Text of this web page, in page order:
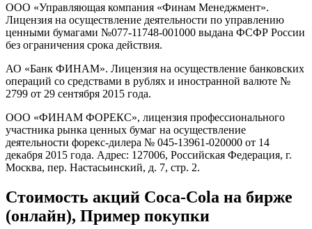
ООО «Управляющая компания «Финам Менеджмент».
Лицензия на осуществление деятельности по управлению
ценными бумагами №077-11748-001000 выдана ФСФР России
без ограничения срока действия.
АО «Банк ФИНАМ». Лицензия на осуществление банковских
операций со средствами в рублях и иностранной валюте №
2799 от 29 сентября 2015 года.
ООО «ФИНАМ ФОРЕКС», лицензия профессионального
участника рынка ценных бумаг на осуществление
деятельности форекс-дилера № 045-13961-020000 от 14
декабря 2015 года. Адрес: 127006, Российская Федерация, г.
Москва, пер. Настасьинский, д. 7, стр. 2.
Стоимость акций Coca-Cola на бирже
(онлайн), Пример покупки